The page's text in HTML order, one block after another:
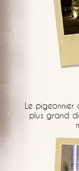
Le pigeonnier
plus grand